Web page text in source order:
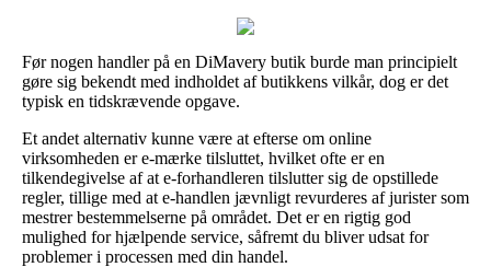
Før nogen handler på en DiMavery butik burde man principielt
gøre sig bekendt med indholdet af butikkens vilkår, dog er det
typisk en tidskrævende opgave.
Et andet alternativ kunne være at efterse om online
virksomheden er e-mærke tilsluttet, hvilket ofte er en
tilkendegivelse af at e-forhandleren tilslutter sig de opstillede
regler, tillige med at e-handlen jævnligt revurderes af jurister som
mestrer bestemmelserne på området. Det er en rigtig god
mulighed for hjælpende service, såfremt du bliver udsat for
problemer i processen med din handel.